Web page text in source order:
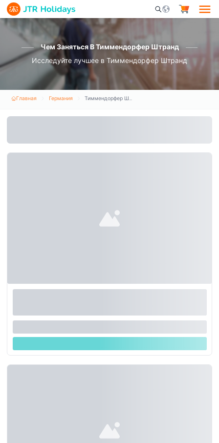
Mobile Search
Чем Заняться В Тиммендорфер Штранд
Исследуйте лучшее в Тиммендорфер Штранд
Главная Германия Тиммендорфер Штранд